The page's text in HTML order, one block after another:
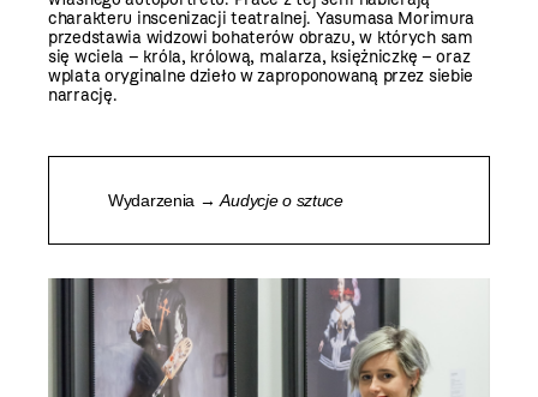
charakteru inscenizacji teatralnej. Yasumasa Morimura
przedstawia widzowi bohaterów obrazu, w których sam
się wciela – króla, królową, malarza, księżniczkę – oraz
wplata oryginalne dzieło w zaproponowaną przez siebie
narrację.
Wydarzenia →Audycje o sztuce